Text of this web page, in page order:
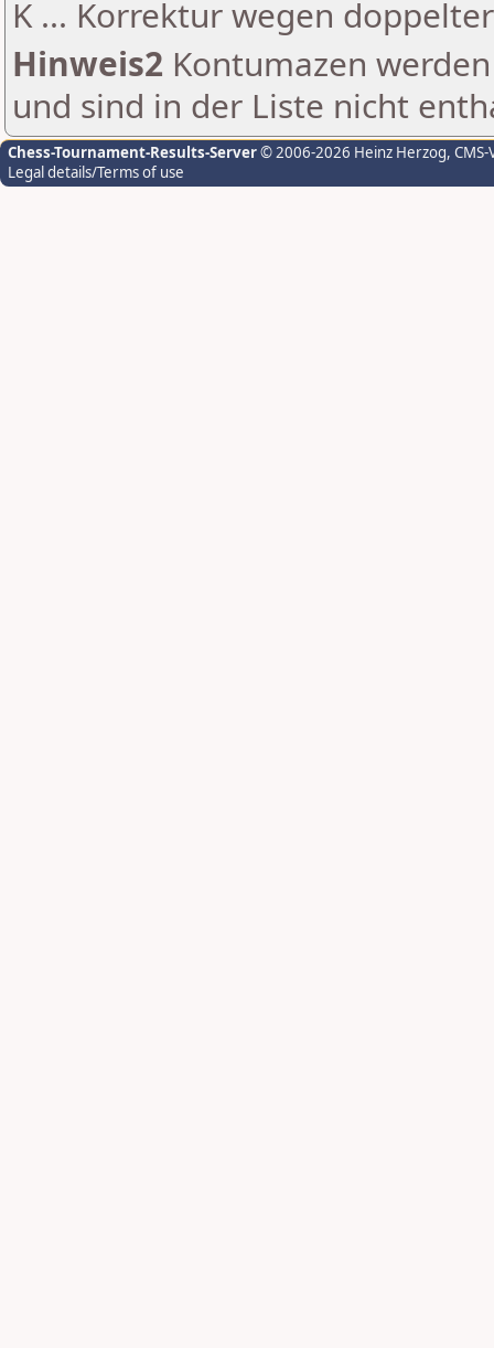
K ... Korrektur wegen
Hinweis2 Kontumazen
und sind in der Liste nicht
Chess-Tournament-Results-Server© 2006-2026 Heinz Herzog,
Legal details/Terms of use